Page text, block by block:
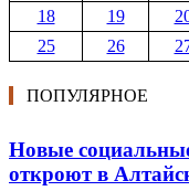
18
19
25
26
ПОПУЛЯРНОЕ
Новые
откроют в